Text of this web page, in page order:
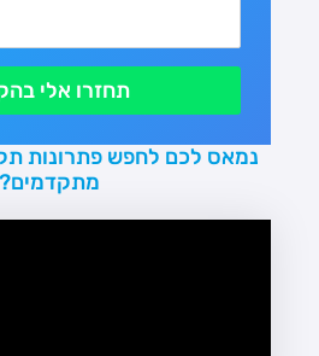
תחזרו אלי
נמאס לכם לחפש פתרונות
מתקדמים?